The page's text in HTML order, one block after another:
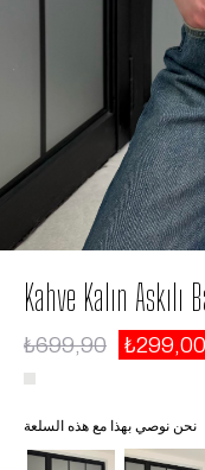
Kahve Kalın Askılı
₺699,90 ₺299,00
نحن نوصي بهذا مع هذه السلعة